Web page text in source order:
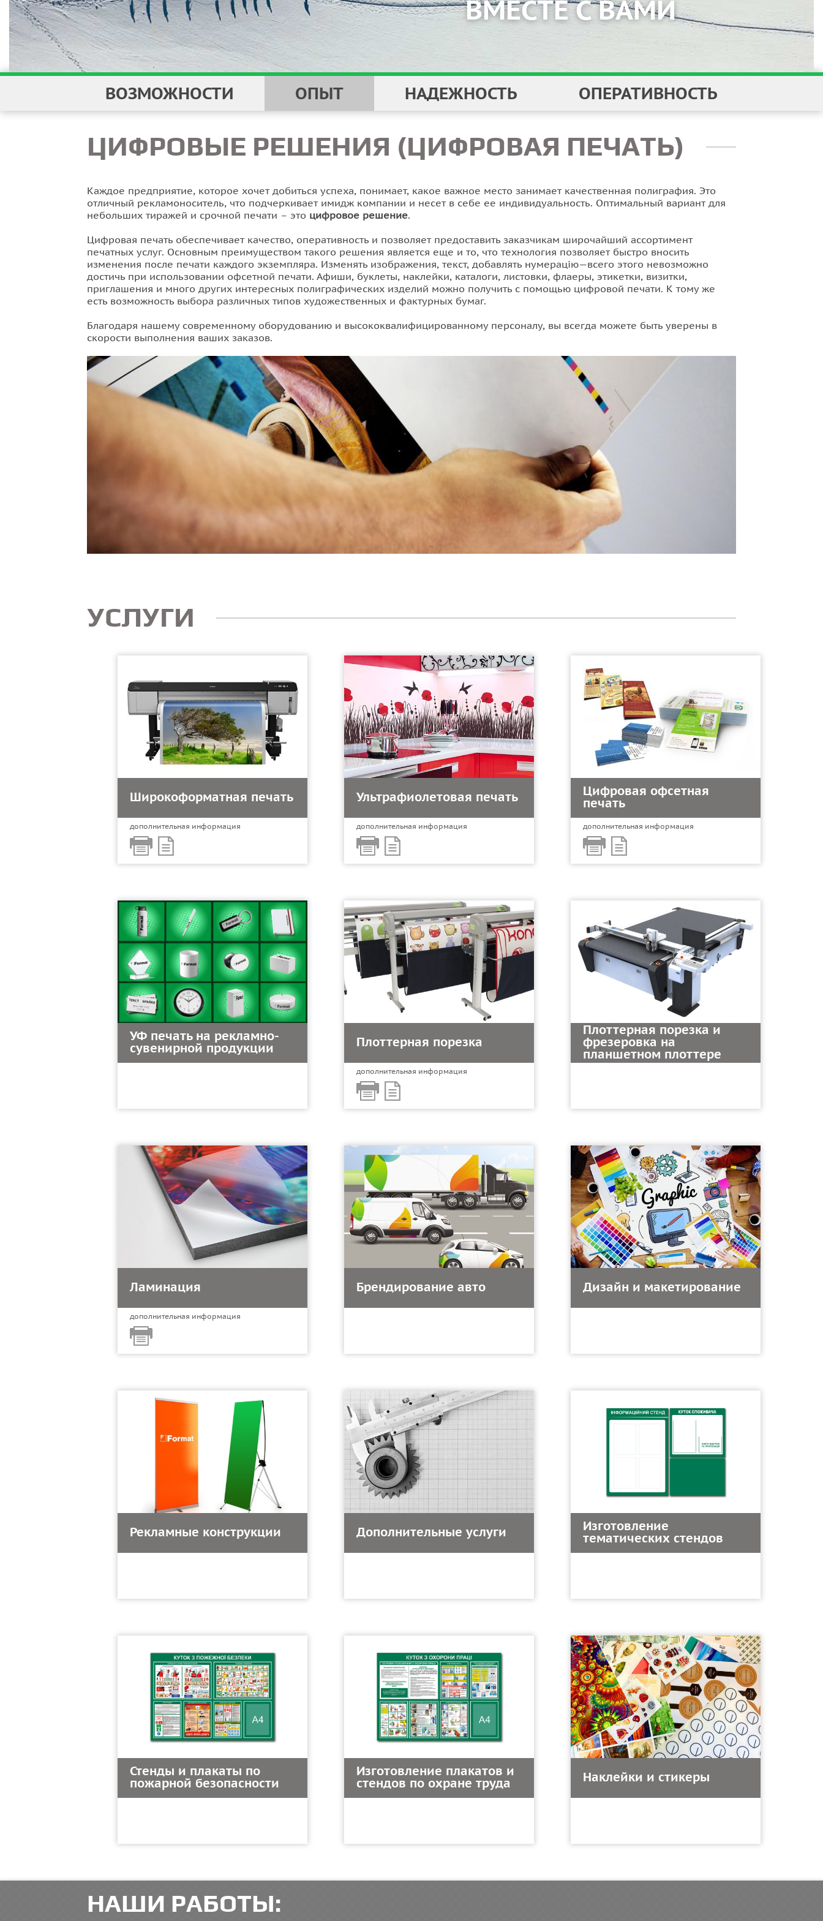
НАДЕЖНОСТИ
ВОЗМОЖНОСТИ ОПЫТ НАДЕЖНОСТЬ ОПЕРАТИВНОСТЬ
ЦИФРОВЫЕ РЕШЕНИЯ (ЦИФРОВАЯ ПЕЧАТЬ)
Каждое предприятие, которое хочет добиться успеха, понимает, какое важное место занимает качественная полиграфия. Это
отличный рекламоноситель, что подчеркивает имидж компании и несет в себе ее индивидуальность. Оптимальный вариант для
небольших тиражей и срочной печати – это цифровое решение.
Цифровая печать обеспечивает качество, оперативность и позволяет предоставить заказчикам широчайший ассортимент
печатных услуг. Основным преимуществом такого решения является еще и то, что технология позволяет быстро вносить
изменения после печати каждого экземпляра. Изменять изображения, текст, добавлять нумерацію—всего этого невозможно
достичь при использовании офсетной печати. Афиши, буклеты, наклейки, каталоги, листовки, флаеры, этикетки, визитки,
приглашения и много других интересных полиграфических изделий можно получить с помощью цифровой печати. К тому же
есть возможность выбора различных типов художественных и фактурных бумаг.
Благодаря нашему современному оборудованию и высококвалифицированному персоналу, вы всегда можете быть уверены в
скорости выполнения ваших заказов.
УСЛУГИ
Широкоформатная печать
дополнительная информация
Ультрафиолетовая печать
дополнительная информация
Цифровая офсетная
печать
дополнительная информация
УФ печать на рекламно-
сувенирной продукции Плоттерная порезка
дополнительная информация
Плоттерная порезка и
фрезеровка на
планшетном плоттере
Ламинация
дополнительная информация
Брендирование авто Дизайн и макетирование
Рекламные конструкции Дополнительные услуги Изготовление
тематических стендов
Стенды и плакаты по
пожарной безопасности
Изготовление плакатов и
стендов по охране труда Наклейки и стикеры
НАШИ РАБОТЫ: